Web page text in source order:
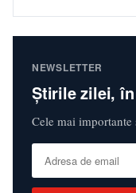
NEWSLETTER
Știrile zilei,
Cele mai